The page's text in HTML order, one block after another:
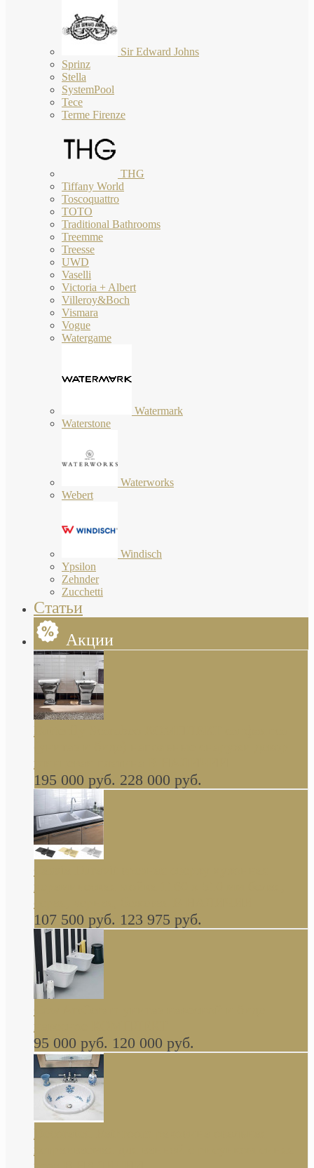
Sir Edward Johns
Sprinz
Stella
SystemPool
Tece
Terme Firenze
THG
Tiffany World
Toscoquattro
TOTO
Traditional Bathrooms
Treemme
Treesse
UWD
Vaselli
Victoria + Albert
Villeroy&Boch
Vismara
Vogue
Watergame
Watermark
Waterstone
Waterworks
Webert
Windisch
Ypsilon
Zehnder
Zucchetti
Статьи
Акции
Butterfly Scarabeo КОМПЛЕКТ санфаянса
глянцевая платина В НАЛИЧИИ
195 000 руб. 228 000 руб.
керамическая мойка 1160 x 510 мм белая,
серая, черная, бежевая В НАЛИЧИИ
107 500 руб. 123 975 руб.
навесное КОМПЛЕКТ
95 000 руб. 120 000 руб.
Decorated Bathroom раковина овальная
встраиваемая для ванной с рисунком синяя